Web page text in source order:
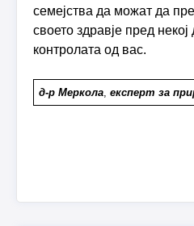
семејства да можат да
своето здравје пред некој
контролата од вас.
д-р Меркола,експерт за